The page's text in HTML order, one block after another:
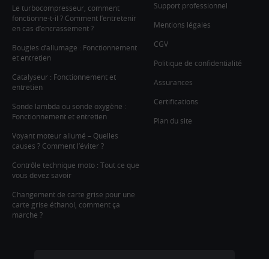
Le turbocompresseur, comment
fonctionne-t-il ? Comment l’entretenir
en cas d’encrassement ?
Bougies d’allumage : Fonctionnement
et entretien
Catalyseur : Fonctionnement et
entretien
Sonde lambda ou sonde oxygène :
Fonctionnement et entretien
Voyant moteur allumé – Quelles
causes ? Comment l’éviter ?
Contrôle technique moto : Tout ce que
vous devez savoir
Changement de carte grise pour une
carte grise éthanol, comment ça
marche ?
Support professionnel
Mentions légales
CGV
Politique de confidentialité
Assurances
Certifications
Plan du site